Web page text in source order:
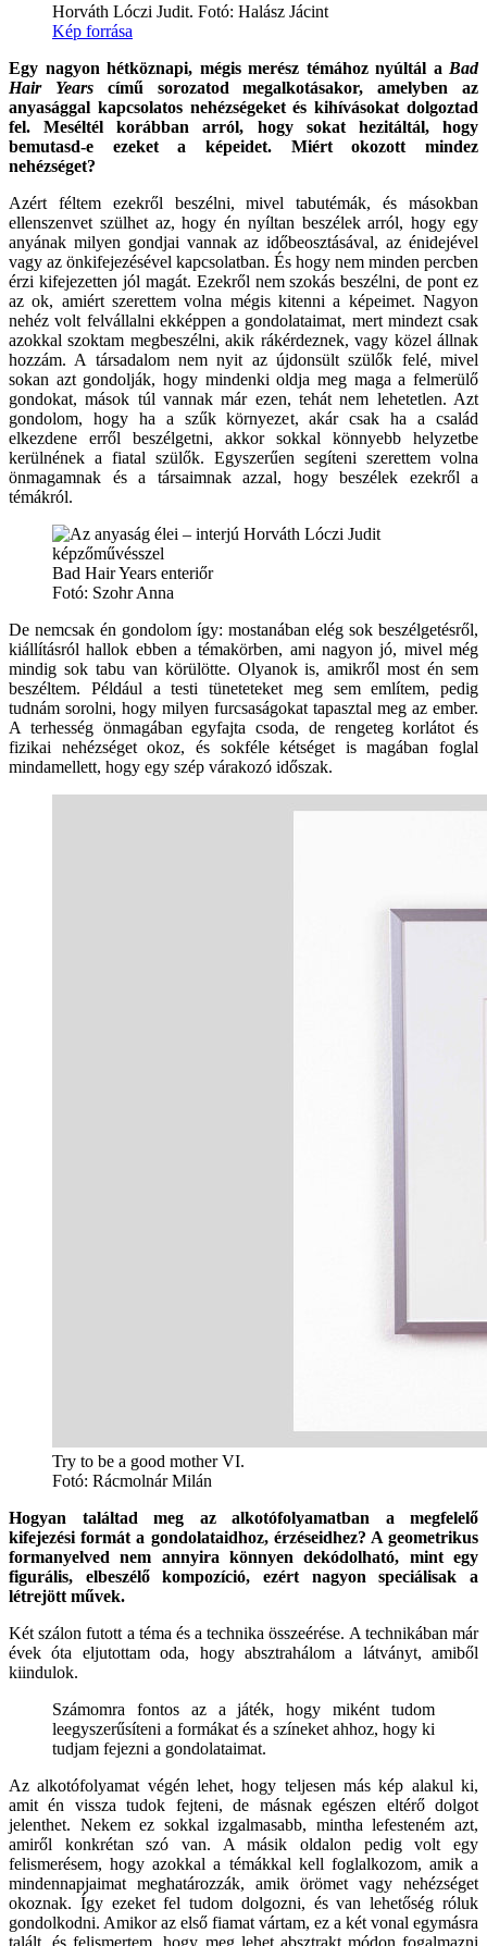
Horváth Lóczi Judit. Fotó: Halász Jácint
Kép forrása
Egy nagyon hétköznapi, mégis merész témához nyúltál a Bad
Hair Years
című sorozatod megalkotásakor, amelyben az
anyasággal kapcsolatos nehézségeket és kihívásokat dolgoztad
fel. Meséltél korábban arról, hogy sokat hezitáltál, hogy
bemutasd-e ezeket a képeidet. Miért okozott mindez
nehézséget?
Azért féltem ezekről beszélni, mivel tabutémák, és másokban
ellenszenvet szülhet az, hogy én nyíltan beszélek arról, hogy egy
anyának milyen gondjai vannak az időbeosztásával, az énidejével
vagy az önkifejezésével kapcsolatban. És hogy nem minden percben
érzi kifejezetten jól magát. Ezekről nem szokás beszélni, de pont ez
az ok, amiért szerettem volna mégis kitenni a képeimet. Nagyon
nehéz volt felvállalni ekképpen a gondolataimat, mert mindezt csak
azokkal szoktam megbeszélni, akik rákérdeznek, vagy közel állnak
hozzám. A társadalom nem nyit az újdonsült szülők felé, mivel
sokan azt gondolják, hogy mindenki oldja meg maga a felmerülő
gondokat, mások túl vannak már ezen, tehát nem lehetetlen. Azt
gondolom, hogy ha a szűk környezet, akár csak ha a család
elkezdene erről beszélgetni, akkor sokkal könnyebb helyzetbe
kerülnének a fiatal szülők. Egyszerűen segíteni szerettem volna
önmagamnak és a társaimnak azzal, hogy beszélek ezekről a
témákról.
Bad Hair Years enteriőr
Fotó: Szohr Anna
De nemcsak én gondolom így: mostanában elég sok beszélgetésről,
kiállításról hallok ebben a témakörben, ami nagyon jó, mivel még
mindig sok tabu van körülötte. Olyanok is, amikről most én sem
beszéltem. Például a testi tüneteteket meg sem említem, pedig
tudnám sorolni, hogy milyen furcsaságokat tapasztal meg az ember.
A terhesség önmagában egyfajta csoda, de rengeteg korlátot és
fizikai nehézséget okoz, és sokféle kétséget is magában foglal
mindamellett, hogy egy szép várakozó időszak.
Try to be a good mother VI.
Fotó: Rácmolnár Milán
Hogyan találtad meg az alkotófolyamatban a megfelelő
kifejezési formát a gondolataidhoz, érzéseidhez? A geometrikus
formanyelved nem annyira könnyen dekódolható, mint egy
figurális, elbeszélő kompozíció, ezért nagyon speciálisak a
létrejött művek.
Két szálon futott a téma és a technika összeérése. A technikában már
évek óta eljutottam oda, hogy absztrahálom a látványt, amiből
kiindulok.
Számomra fontos az a játék, hogy miként tudom
leegyszerűsíteni a formákat és a színeket ahhoz, hogy ki
tudjam fejezni a gondolataimat.
Az alkotófolyamat végén lehet, hogy teljesen más kép alakul ki,
amit én vissza tudok fejteni, de másnak egészen eltérő dolgot
jelenthet. Nekem ez sokkal izgalmasabb, mintha lefesteném azt,
amiről konkrétan szó van. A másik oldalon pedig volt egy
felismerésem, hogy azokkal a témákkal kell foglalkozom, amik a
mindennapjaimat meghatározzák, amik örömet vagy nehézséget
okoznak. Így ezeket fel tudom dolgozni, és van lehetőség róluk
gondolkodni. Amikor az első fiamat vártam, ez a két vonal egymásra
talált, és felismertem, hogy meg lehet absztrakt módon fogalmazni